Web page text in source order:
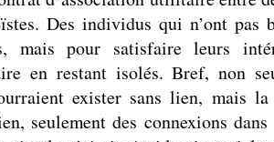
Des individus qui n’ont pas
mais pour satisfaire leurs
en restant isolés. Bref, non
exister sans lien, mais
seulement des connexions dans